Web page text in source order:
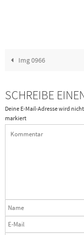
Img 0966
SCHREIBE
Deine E-Mail-Adresse wird
markiert